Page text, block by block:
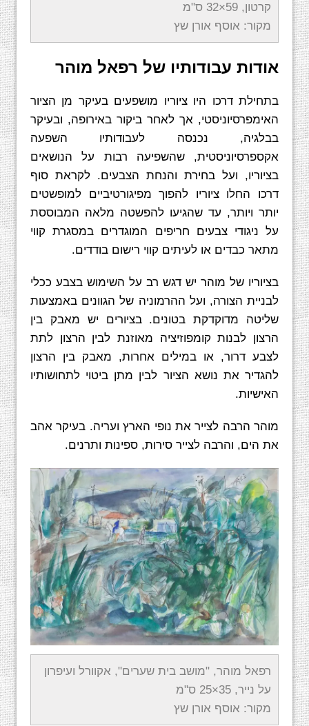
קרטון, 59×32 ס"מ
מקור: אוסף אורן שץ
אודות עבודותיו של רפאל מוהר
בתחילת דרכו היו ציוריו מושפעים בעיקר מן הציור
האימפרסיוניסטי, אך לאחר ביקור באירופה, ובעיקר
בבלגיה, נכנסה לעבודותיו השפעה
אקספרסיוניסטית, שהשפיעה רבות על הנושאים
בציוריו, ועל בחירת והנחת הצבעים. לקראת סוף
דרכו החלו ציוריו להפוך מפיגורטיביים למופשטים
יותר ויותר, עד שהגיעו להפשטה מלאה המבוססת
על ניגודי צבעים חריפים המוגדרים במסגרת קווי
מתאר כבדים או לעיתים קווי רישום בודדים.
בציוריו של מוהר יש דגש רב על השימוש בצבע ככלי
לבניית הצורה, ועל ההרמוניה של הגוונים באמצעות
שליטה מדוקדקת בטונים. בציורים יש מאבק בין
הרצון לבנות קומפוזיציה מאוזנת לבין הרצון לתת
לצבע דרור, או במילים אחרות, מאבק בין הרצון
להגדיר את נושא הציור לבין מתן ביטוי לתחושותיו
האישיות.
מוהר הרבה לצייר את נופי הארץ ועריה. בעיקר אהב
את הים, והרבה לצייר סירות, ספינות ותרנים.
רפאל מוהר, "מושב בית שערים", אקוורל ועיפרון
על נייר, 35×25 ס"מ
מקור: אוסף אורן שץ